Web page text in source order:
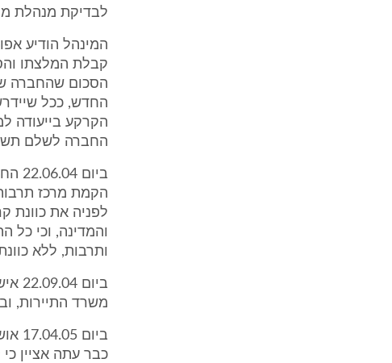
לבדיקת מנהלת
המינהל הודיע
קבלת המלצתו
החדש, ככל
הקרקע בייעודה
החברה לשלם
לפניה את כוונת
והמדינה, וכי כל
ותרבות, ללא
משרד התיירות, וביום 07.11.04 ניתנה
כבר עתה אציין